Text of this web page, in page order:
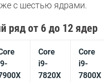
с шестью ядрами.
ряд от 6 до 12 ядер
Core
i9-
7820X
Core
i9-
7800X